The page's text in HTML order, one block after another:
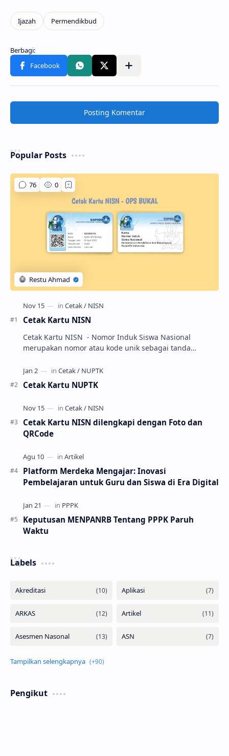
Posting Komentar
Popular Posts
Cetak Kartu NISN
Cetak Kartu NISN - Nomor Induk Siswa Nasional
merupakan nomor atau kode unik sebagai tanda
Cetak Kartu NUPTK
Cetak Kartu NISN dilengkapi dengan Foto dan
QRCode
Platform Merdeka Mengajar: Inovasi
Pembelajaran untuk Guru dan Siswa di Era Digital
Keputusan MENPANRB Tentang PPPK Paruh
Waktu
Labels
Pengikut